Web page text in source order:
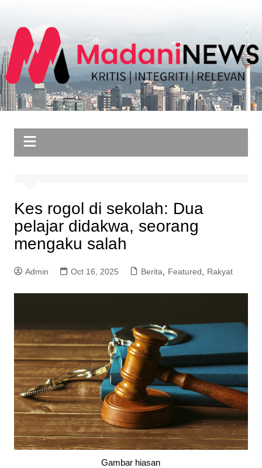
content
Kes rogol di sekolah: Dua
pelajar didakwa, seorang
mengaku salah
Admin Oct 16, 2025 Berita, Featured, Rakyat
Gambar hiasan